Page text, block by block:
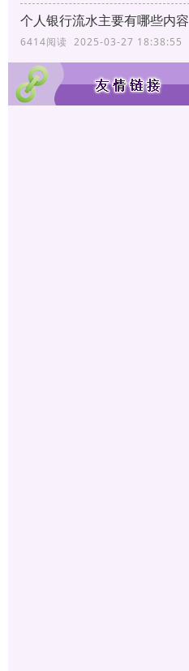
个人银行流水主要有哪些内容
6414阅读 2025-03-27 18:38:55